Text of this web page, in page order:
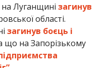
Луганщині загинув
області.
загинув боєць і
що на Запорізькому